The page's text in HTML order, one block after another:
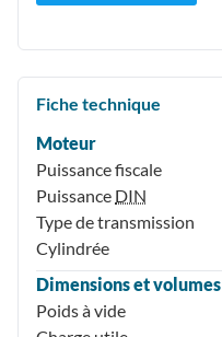
Fiche technique
Moteur
Puissance fiscale
Puissance DIN
Type de transmission
Cylindrée
Dimensions et volumes
Poids à vide